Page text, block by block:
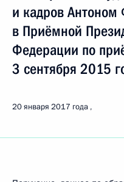
и кадров
в Приёмной
Федерации по
3 сентября 2015
20 января 2017 года